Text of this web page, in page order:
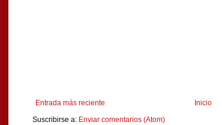
Entrada más reciente
Inicio
Suscribirse a: Enviar comentarios (Atom)